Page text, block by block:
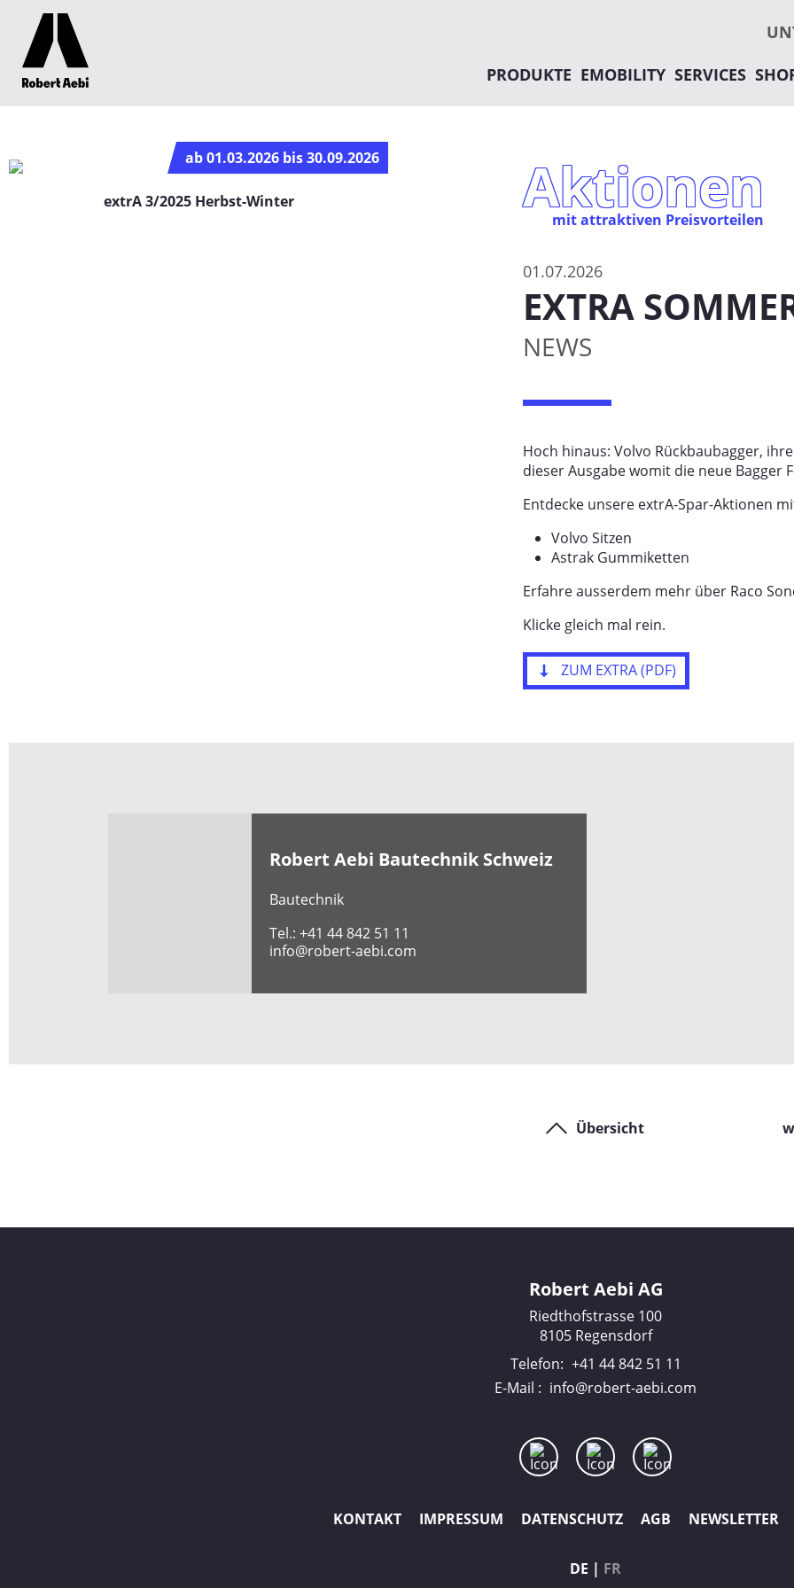
PRODUKTE EMOBILITY SERVICES
Aktionen
mit attraktiven Preisvorteilen
01.07.2026
EXTRA
NEWS
Hoch hinaus: Volvo Rückbaubagger,
dieser Ausgabe womit die neue Bagger
Entdecke unsere extrA-Spar-Aktionen
Volvo Sitzen
Astrak Gummiketten
Erfahre ausserdem mehr über Raco
Klicke gleich mal rein.
ZUM EXTRA (PDF)
ab 01.03.2026 bis 30.09.2026
extrA 3/2025 Herbst-Winter
Robert Aebi Bautechnik Schweiz
Bautechnik
Tel.: +41 44 842 51 11
info@robert-aebi.com
Übersicht
Robert Aebi AG
Riedthofstrasse 100
8105 Regensdorf
Telefon: +41 44 842 51 11
E-Mail : info@robert-aebi.com
KONTAKT IMPRESSUM DATENSCHUTZ AGB NEWSLETTER
DE FR